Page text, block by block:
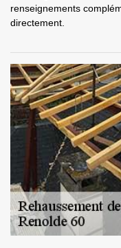
renseignements
directement.